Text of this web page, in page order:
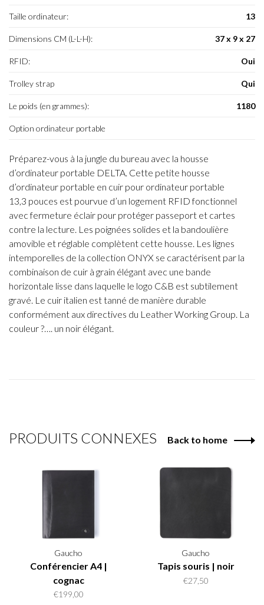
Taille ordinateur: 13
Dimensions CM (L-L-H): 37 x 9 x 27
RFID: Oui
Trolley strap Qui
Le poids (en grammes): 1180
Option ordinateur portable
Préparez-vous à la jungle du bureau avec la housse
d’ordinateur portable DELTA. Cette petite housse
d’ordinateur portable en cuir pour ordinateur portable
13,3 pouces est pourvue d’un logement RFID fonctionnel
avec fermeture éclair pour protéger passeport et cartes
contre la lecture. Les poignées solides et la bandoulière
amovible et réglable complètent cette housse. Les lignes
intemporelles de la collection ONYX se caractérisent par la
combinaison de cuir à grain élégant avec une bande
horizontale lisse dans laquelle le logo C&B est subtilement
gravé. Le cuir italien est tanné de manière durable
conformément aux directives du Leather Working Group. La
couleur ?…. un noir élégant.
PRODUITS CONNEXES Back to home
Gaucho
Conférencier A4 |
cognac
€199,00
Gaucho
Tapis souris | noir
€27,50